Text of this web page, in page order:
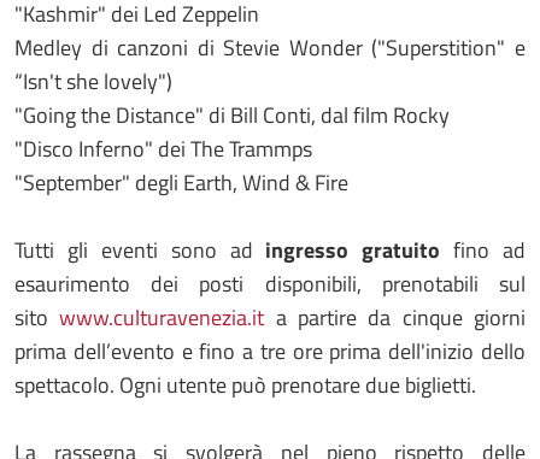
"Kashmir" dei Led Zeppelin
Medley di canzoni di Stevie Wonder ("Superstition" e
“Isn't she lovely")
"Going the Distance" di Bill Conti, dal film Rocky
"Disco Inferno" dei The Trammps
"September" degli Earth, Wind & Fire
Tutti gli eventi sono ad ingresso gratuito fino ad
esaurimento dei posti disponibili, prenotabili sul
sitowww.culturavenezia.it a partire da cinque giorni
prima dell’evento e fino a tre ore prima dell'inizio dello
spettacolo. Ogni utente può prenotare due biglietti.
La rassegna si svolgerà nel pieno rispetto delle